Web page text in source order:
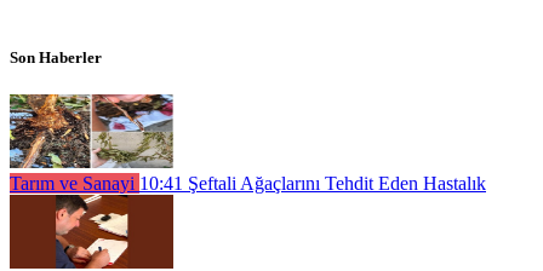
Son Haberler
Tarım ve Sanayi 10:41 Şeftali Ağaçlarını Tehdit Eden Hastalık